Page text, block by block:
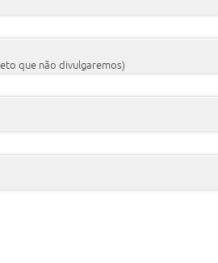
que não divulgaremos)